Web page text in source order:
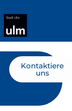
Kontaktiere
uns